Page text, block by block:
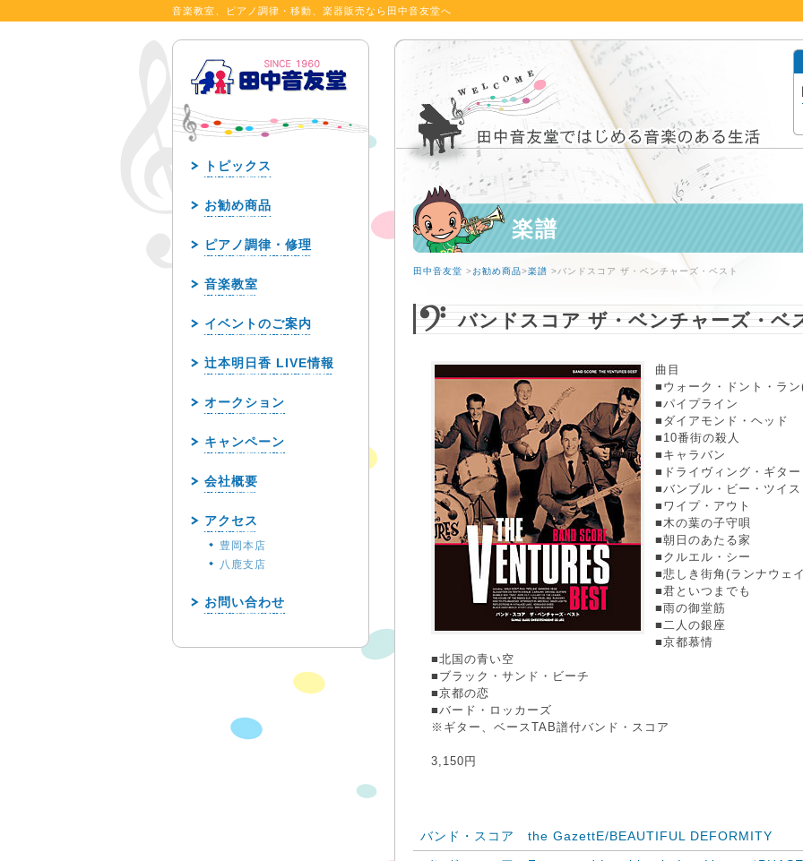
音楽教室、ピアノ調律・移動、楽器販売なら田中音友堂へ
楽譜
田中音友堂 >お勧め商品>楽譜 >バンドスコア ザ・ベンチャーズ・ベスト
バンドスコア ザ・ベンチャーズ・ベ
曲目
■ウォーク・ドント・ラ
■パイプライン
■ダイアモンド・ヘッド
■10番街の殺人
■キャラバン
■ドライヴィング・ギター
■バンブル・ビー・ツイ
■ワイプ・アウト
■木の葉の子守唄
■朝日のあたる家
■クルエル・シー
■悲しき街角(ランナウェ
■君といつまでも
■雨の御堂筋
■二人の銀座
■京都慕情
■北国の青い空
■ブラック・サンド・ビーチ
■京都の恋
■バード・ロッカーズ
※ギター、ベースTAB譜付バンド・スコア
3,150円
バンド・スコア the GazettE/BEAUTIFUL DEFORMITY
トピックス
お勧め商品
ピアノ調律・修理
音楽教室
イベントのご案内
辻本明日香 LIVE情報
オークション
キャンペーン
会社概要
アクセス
豊岡本店
八鹿支店
お問い合わせ